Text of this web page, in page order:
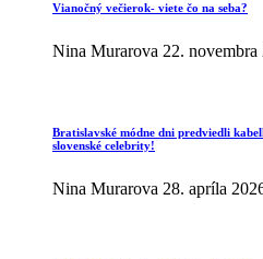
Vianočný večierok- viete čo na seba?
Nina Murarova 22. novembra
Bratislavské módne dni predviedli
slovenské celebrity!
Nina Murarova 28. apríla